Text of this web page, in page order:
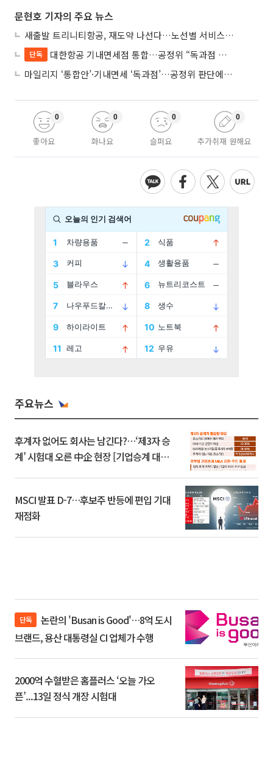
문현호 기자의 주요 뉴스
새출발 트리니티항공, 재도약 나선다…노선별 서비스 차별화
단독
대한항공 기내면세점 통합…공정위 “독과점 여부 따진다”
마일리지 ‘통합안’·기내면세 ‘독과점’…공정위 판단에 쏠린 눈
좋아요
0
화나요
0
슬퍼요
0
추가취재 원해요
0
주요뉴스
후계자 없어도 회사는 남긴다?…‘제3자 승
계’ 시험대 오른 中企 현장 [기업승계 대전
MSCI 발표 D-7…후보주 반등에 편입 기대
재점화
단독
브랜드, 용산 대통령실 CI 업체가 수행
2000억 수혈받은 홈플러스 ‘오늘 가오
픈’...13일 정식 개장 시험대